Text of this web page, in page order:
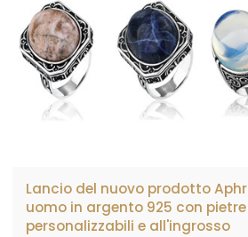
Lancio del nuovo prodotto
uomo in argento 925 con
personalizzabili e all'ingrosso